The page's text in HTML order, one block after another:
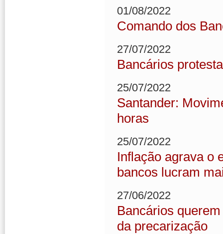
01/08/2022
Comando dos
27/07/2022
Bancários
25/07/2022
Santander:
horas
25/07/2022
Inflação agrava o
bancos lucram
27/06/2022
Bancários
da precarização